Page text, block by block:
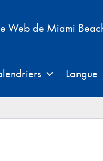
Web de Miami
Langue